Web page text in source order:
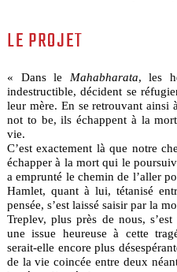
LE PROJET
« Dans le Mahabharata, les
indestructible, décident se
leur mère. En se retrouvant ainsi
not to be, ils échappent à la
vie.
C’est exactement là que notre
échapper à la mort qui le
a emprunté le chemin de l’aller
Hamlet, quant à lui, tétanisé
pensée, s’est laissé saisir par la
Treplev, plus près de nous,
une issue heureuse à cette
serait-elle encore plus
de la vie coincée entre deux